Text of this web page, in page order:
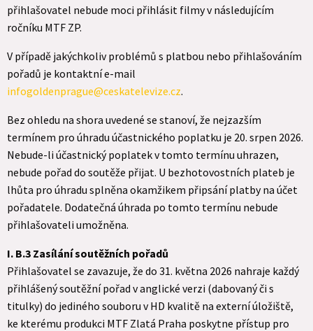
přihlašovatel nebude moci přihlásit filmy v následujícím
ročníku MTF ZP.
V případě jakýchkoliv problémů s platbou nebo přihlašováním
pořadů je kontaktní e-mail
infogoldenprague@ceskatelevize.cz.
Bez ohledu na shora uvedené se stanoví, že nejzazším
termínem pro úhradu účastnického poplatku je 20. srpen 2026.
Nebude-li účastnický poplatek v tomto termínu uhrazen,
nebude pořad do soutěže přijat. U bezhotovostních plateb je
lhůta pro úhradu splněna okamžikem připsání platby na účet
pořadatele. Dodatečná úhrada po tomto termínu nebude
přihlašovateli umožněna.
I. B.3 Zasílání soutěžních pořadů
Přihlašovatel se zavazuje, že do 31. května 2026 nahraje každý
přihlášený soutěžní pořad v anglické verzi (dabovaný či s
titulky) do jediného souboru v HD kvalitě na externí úložiště,
ke kterému produkci MTF Zlatá Praha poskytne přístup pro